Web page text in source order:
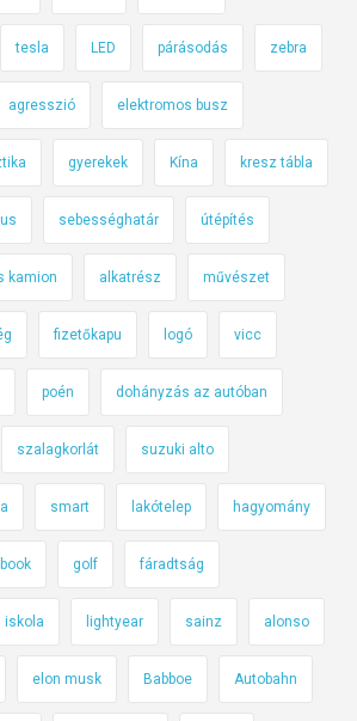
tesla LED párásodás zebra
agresszió elektromos busz
gyerekek Kína kresz tábla
sebességhatár útépítés
kamion alkatrész művészet
fizetőkapu logó vicc
poén dohányzás az autóban
szalagkorlát suzuki alto
smart lakótelep hagyomány
golf fáradtság
iskola lightyear sainz alonso
elon musk Babboe Autobahn